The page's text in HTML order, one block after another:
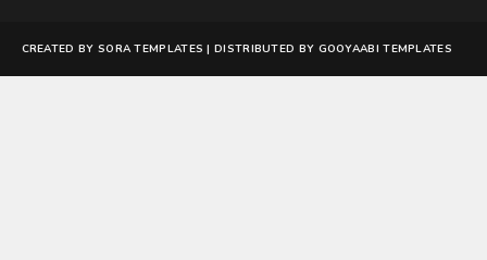
CREATED BY SORA TEMPLATES | DISTRIBUTED BY GOOYAABI TEMPLATES